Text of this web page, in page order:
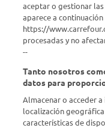
¿Tenés una consulta?
Descubrí Carrefour
Conocenos
Info útil
aceptar o gestionar
aparece a
https://
procesadas y no
--
Tanto nosotros
datos para
Almacenar o acceder
localización
características de